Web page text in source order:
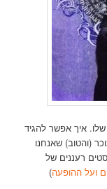
שלו. איך אפשר להגיד
(והטוב) שאנחנו
רעננים של
ועל ההופעה)